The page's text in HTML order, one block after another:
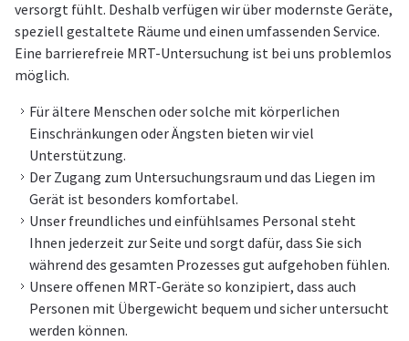
versorgt fühlt. Deshalb verfügen wir über modernste Geräte,
speziell gestaltete Räume und einen umfassenden Service.
Eine barrierefreie MRT-Untersuchung ist bei uns problemlos
möglich.
Für ältere Menschen oder solche mit körperlichen
Einschränkungen oder Ängsten bieten wir viel
Unterstützung.
Der Zugang zum Untersuchungsraum und das Liegen im
Gerät ist besonders komfortabel.
Unser freundliches und einfühlsames Personal steht
Ihnen jederzeit zur Seite und sorgt dafür, dass Sie sich
während des gesamten Prozesses gut aufgehoben fühlen.
Unsere offenen MRT-Geräte so konzipiert, dass auch
Personen mit Übergewicht bequem und sicher untersucht
werden können.